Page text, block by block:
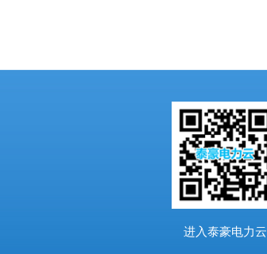
进入泰豪电力云